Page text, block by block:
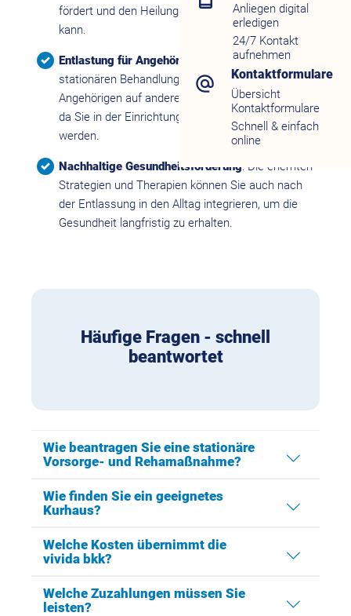
Anliegen digital
erledigen
24/7 Kontakt
aufnehmen
Kontaktformulare
Übersicht
Kontaktformulare
Schnell & einfach
online
fördert und den Heilungsprozess unterstützen
kann.
Entlastung für Angehörige
: Während der
stationären Behandlung können sich Ihre
Angehörigen auf andere Aufgaben konzentrieren,
da Sie in der Einrichtung rund um die Uhr betreut
werden.
Nachhaltige Gesundheitsförderung: Die erlernten
Strategien und Therapien können Sie auch nach
der Entlassung in den Alltag integrieren, um die
Gesundheit langfristig zu erhalten.
Häufige Fragen - schnell
beantwortet
Wie beantragen Sie eine stationäre
Vorsorge- und Rehamaßnahme?
Wie finden Sie ein geeignetes
Kurhaus?
Welche Kosten übernimmt die
vivida bkk?
Welche Zuzahlungen müssen Sie
leisten?